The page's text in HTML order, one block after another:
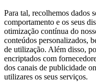
Para tal, recolhemos dados
comportamento e os seus
otimização contínua do
conteúdos personalizados,
de utilização. Além disso,
encriptados com
dos canais de publicidade
utilizares os seus serviços.